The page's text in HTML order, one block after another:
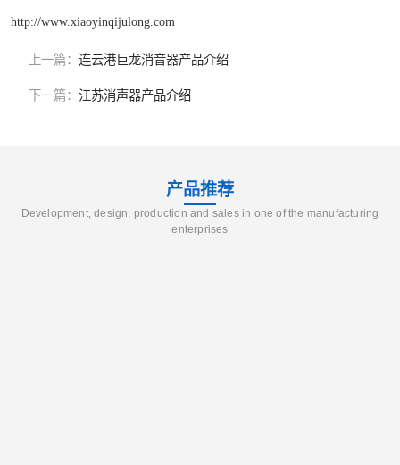
http://www.xiaoyinqijulong.com
上一篇： 连云港巨龙消音器产品介绍
下一篇： 江苏消声器产品介绍
产品推荐
Development, design, production and sales in one of the manufacturing
enterprises